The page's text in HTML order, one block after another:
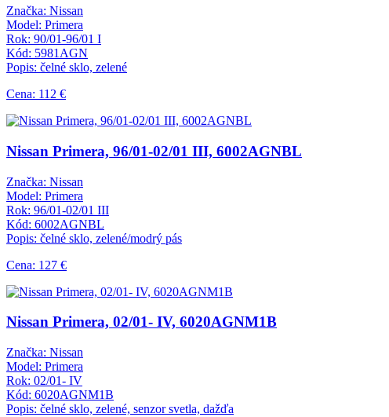
Značka: Nissan
Model: Primera
Rok: 90/01-96/01 I
Kód: 5981AGN
Popis: čelné sklo, zelené
Cena: 112 €
Nissan Primera, 96/01-02/01 III, 6002AGNBL
Značka: Nissan
Model: Primera
Rok: 96/01-02/01 III
Kód: 6002AGNBL
Popis: čelné sklo, zelené/modrý pás
Cena: 127 €
Nissan Primera, 02/01- IV, 6020AGNM1B
Značka: Nissan
Model: Primera
Rok: 02/01- IV
Kód: 6020AGNM1B
Popis: čelné sklo, zelené, senzor svetla, dažďa